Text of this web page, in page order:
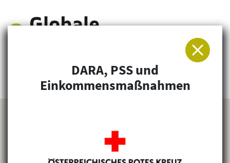
Arbeitsgemeinschaft für Entwicklung und
Humanitäre Hilfe
DARA, PSS und
Einkommensmaßnahmen